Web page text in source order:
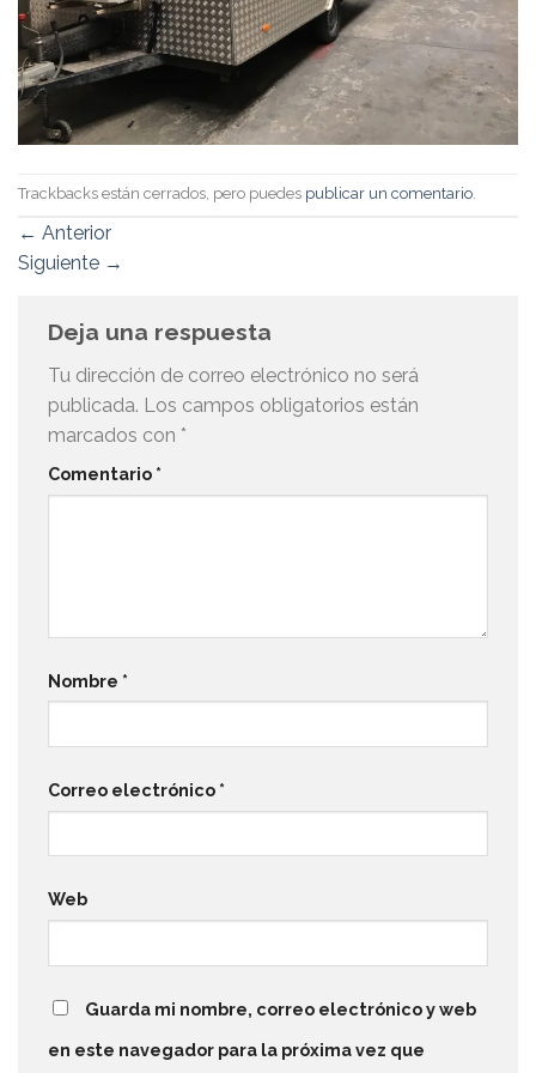
Trackbacks están cerrados, pero puedes publicar un comentario.
← Anterior
Siguiente →
Deja una respuesta
Tu dirección de correo electrónico no será
publicada. Los campos obligatorios están
marcados con *
Comentario *
Nombre *
Correo electrónico *
Web
Guarda mi nombre, correo electrónico y web
en este navegador para la próxima vez que